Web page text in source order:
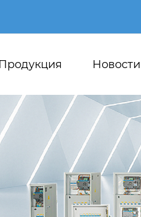
Продукция Новости